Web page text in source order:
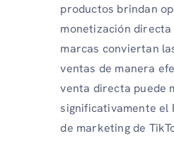
productos brindan
monetización
marcas conviertan
ventas de manera
venta directa puede
significativamente el
de marketing de